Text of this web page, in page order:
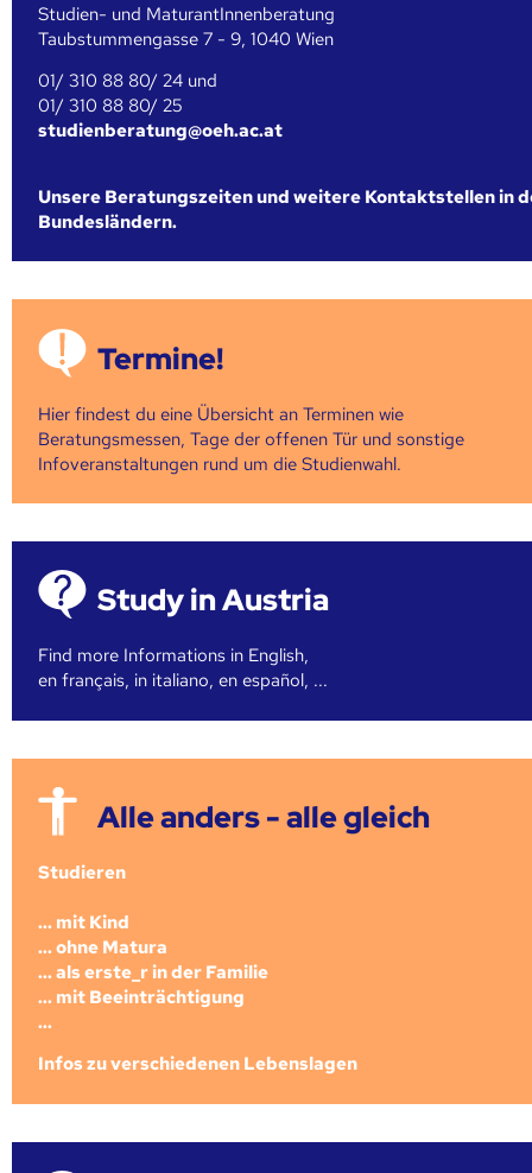
Studien- und MaturantInnenberatung
Taubstummengasse 7 - 9, 1040 Wien
01/ 310 88 80/ 24 und
01/ 310 88 80/ 25
studienberatung@oeh.ac.at
Unsere Beratungszeiten und weitere Kontaktstellen in
Bundesländern.
Termine!
Hier findest du eine Übersicht an Terminen wie
Beratungsmessen, Tage der offenen Tür und sonstige
Infoveranstaltungen rund um die Studienwahl.
Study in Austria
Find more Informations in English,
en français, in italiano, en español, ...
Alle anders - alle gleich
Studieren
... mit Kind
... ohne Matura
... als erste_r in der Familie
... mit Beeinträchtigung
...
Infos zu verschiedenen Lebenslagen